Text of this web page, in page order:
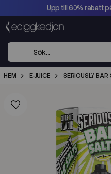
Upp till60% rabatt
HEM E-JUICE SERIOUSLY BAR